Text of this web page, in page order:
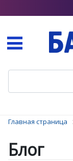
Главная страница
Блог